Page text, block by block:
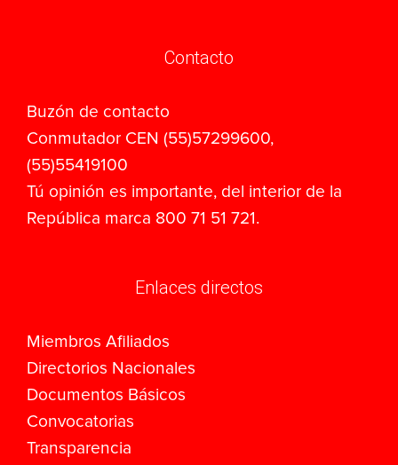
Contacto
Buzón de contacto
Conmutador CEN (55)57299600,
(55)55419100
Tú opinión es importante, del interior de la
República marca 800 71 51 721.
Enlaces directos
Miembros Afiliados
Directorios Nacionales
Documentos Básicos
Convocatorias
Transparencia